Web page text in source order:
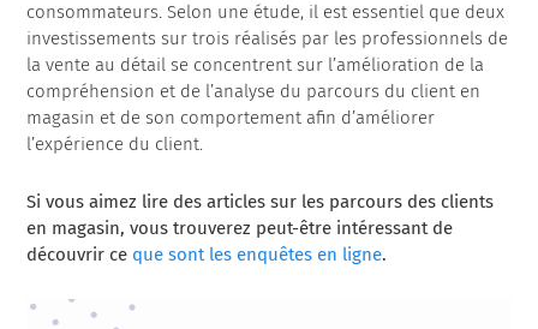
consommateurs. Selon une étude, il est essentiel que deux
investissements sur trois réalisés par les professionnels de
la vente au détail se concentrent sur l’amélioration de la
compréhension et de l’analyse du parcours du client en
magasin et de son comportement afin d’améliorer
l’expérience du client.
Si vous aimez lire des articles sur les parcours des clients
en magasin, vous trouverez peut-être intéressant de
découvrir ce que sont les enquêtes en ligne.